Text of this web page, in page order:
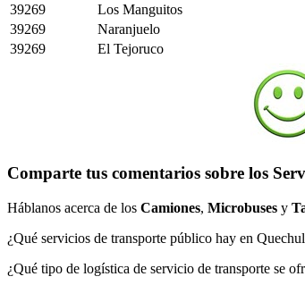
39269
Los Manguitos
39269
Naranjuelo
39269
El Tejoruco
Comparte tus comentarios sobre los
Háblanos acerca de los Camiones, Microbuses y
¿Qué servicios de transporte público hay en
¿Qué tipo de logística de servicio de transporte se